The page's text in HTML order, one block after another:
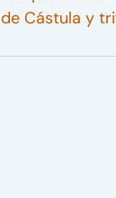
de Cástula y